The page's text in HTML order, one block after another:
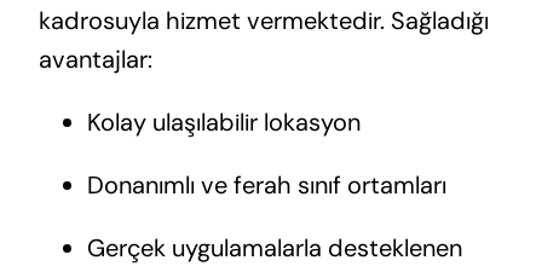
kadrosuyla hizmet vermektedir. Sağladığı
avantajlar:
Kolay ulaşılabilir lokasyon
Donanımlı ve ferah sınıf ortamları
Gerçek uygulamalarla desteklenen